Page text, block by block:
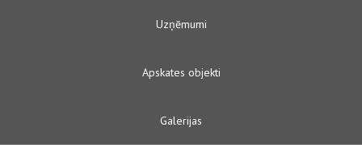
Uzņēmumi
Apskates objekti
Galerijas